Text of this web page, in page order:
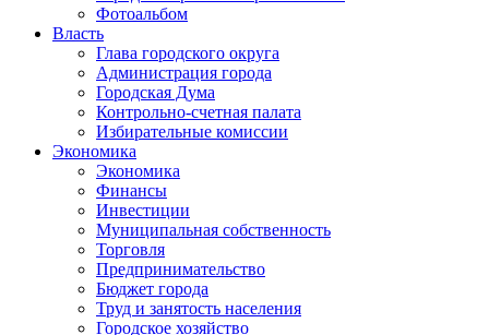
Фотоальбом
Власть
Глава городского округа
Администрация города
Городская Дума
Контрольно-счетная палата
Избирательные комиссии
Экономика
Экономика
Финансы
Инвестиции
Муниципальная собственность
Торговля
Предпринимательство
Бюджет города
Труд и занятость населения
Городское хозяйство